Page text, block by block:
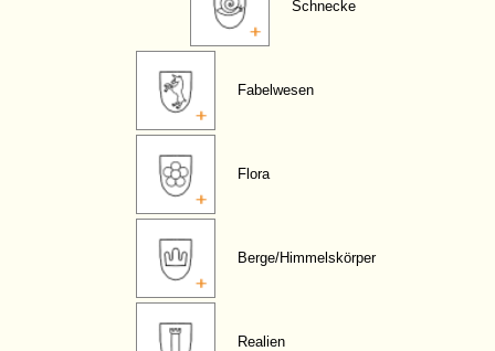
Schnecke
Fabelwesen
Flora
Berge/Himmelskörper
Realien